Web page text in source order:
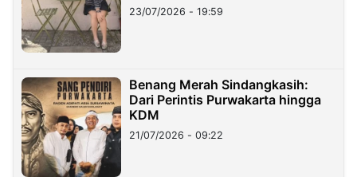
23/07/2026 - 19:59
Benang Merah Sindangkasih:
Dari Perintis Purwakarta hingga
KDM
21/07/2026 - 09:22